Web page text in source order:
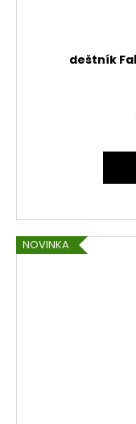
deštník
NOVINKA